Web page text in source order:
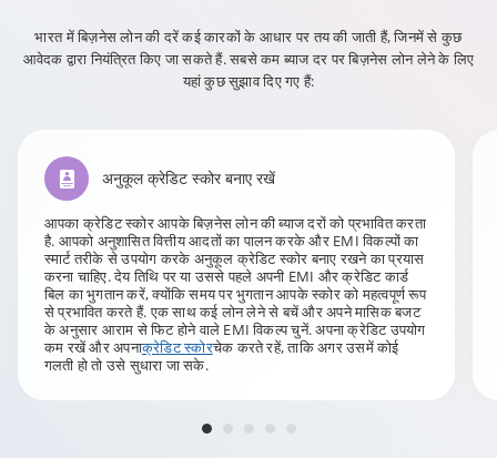
भारत में बिज़नेस लोन की दरें कई कारकों के आधार पर तय की जाती हैं, जिनमें से कुछ
आवेदक द्वारा नियंत्रित किए जा सकते हैं. सबसे कम ब्याज दर पर बिज़नेस लोन लेने के लिए
यहां कुछ सुझाव दिए गए हैं:
अनुकूल क्रेडिट स्कोर बनाए रखें
आपका क्रेडिट स्कोर आपके बिज़नेस लोन की ब्याज दरों को प्रभावित करता
है. आपको अनुशासित वित्तीय आदतों का पालन करके और EMI विकल्पों का
स्मार्ट तरीके से उपयोग करके अनुकूल क्रेडिट स्कोर बनाए रखने का प्रयास
करना चाहिए. देय तिथि पर या उससे पहले अपनी EMI और क्रेडिट कार्ड
बिल का भुगतान करें, क्योंकि समय पर भुगतान आपके स्कोर को महत्वपूर्ण रूप
से प्रभावित करते हैं. एक साथ कई लोन लेने से बचें और अपने मासिक बजट
के अनुसार आराम से फिट होने वाले EMI विकल्प चुनें. अपना क्रेडिट उपयोग
कम रखें और अपनाक्रेडिट स्कोरचेक करते रहें, ताकि अगर उसमें कोई
गलती हो तो उसे सुधारा जा सके.